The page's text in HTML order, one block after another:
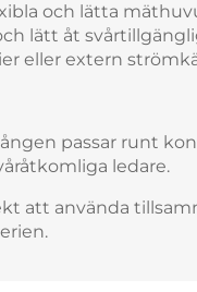
och lätta
lätt åt
eller extern
passar runt
ledare.
att använda